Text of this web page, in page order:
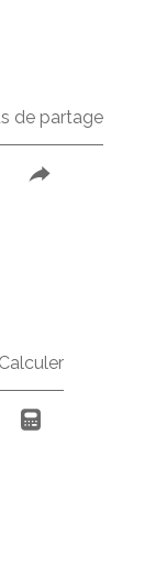
de partage
Calculer